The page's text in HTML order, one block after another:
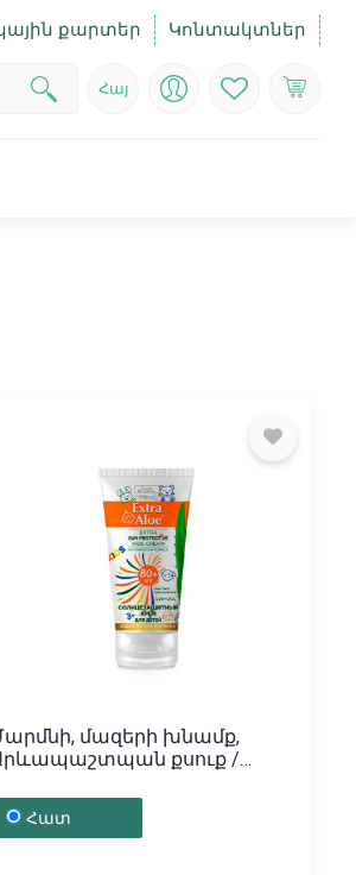
քարտեր Կոնտակտներ
Հայ
մազերի խնամք,
քսուք /
Հատ